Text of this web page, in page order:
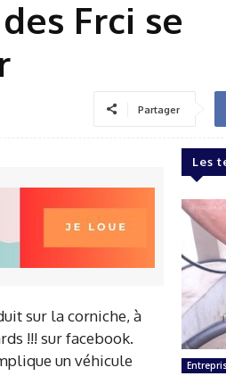
Frci se
Partager
sur la corniche, à
!!! sur facebook.
un véhicule
Les